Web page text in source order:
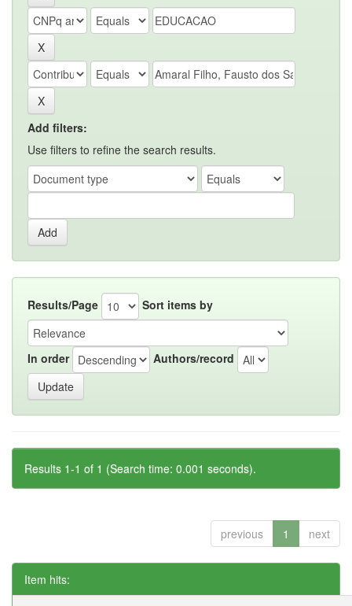
Add filters:
Use filters to refine the search results.
Results/Page Sort items by
In order Authors/record
Results 1-1 of 1 (Search time: 0.001 seconds).
previous 1 next
Item hits: